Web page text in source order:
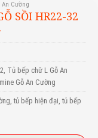
An Cường
SỒI HR22-32
, Tủ bếp chữ L Gỗ An
Gỗ An Cường
, tủ bếp hiện đại, tủ bếp